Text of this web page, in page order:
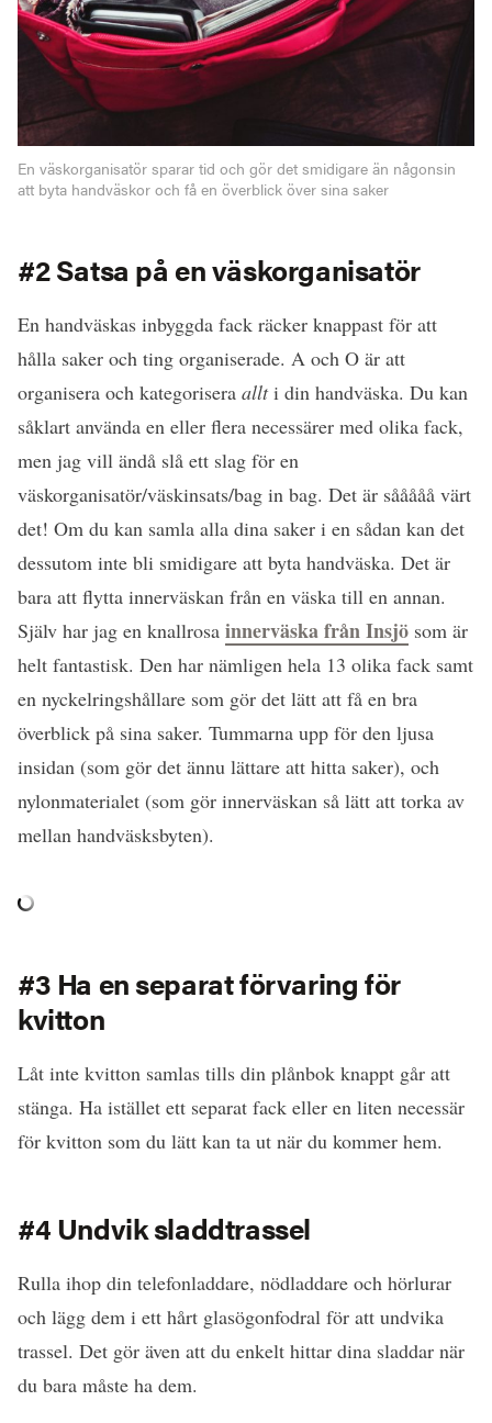
En väskorganisatör sparar tid och gör det smidigare än någonsin
att byta handväskor och få en överblick över sina saker
#2 Satsa på en väskorganisatör
En handväskas inbyggda fack räcker knappast för att
hålla saker och ting organiserade. A och O är att
organisera och kategorisera allti din handväska. Du kan
såklart använda en eller flera necessärer med olika fack,
men jag vill ändå slå ett slag för en
väskorganisatör/väskinsats/bag in bag. Det är sååååå värt
det! Om du kan samla alla dina saker i en sådan kan det
dessutom inte bli smidigare att byta handväska. Det är
bara att flytta innerväskan från en väska till en annan.
Själv har jag en knallrosa innerväska från Insjö som är
helt fantastisk. Den har nämligen hela 13 olika fack samt
en nyckelringshållare som gör det lätt att få en bra
överblick på sina saker. Tummarna upp för den ljusa
insidan (som gör det ännu lättare att hitta saker), och
nylonmaterialet (som gör innerväskan så lätt att torka av
mellan handväsksbyten).
#3 Ha en separat förvaring för
kvitton
Låt inte kvitton samlas tills din plånbok knappt går att
stänga. Ha istället ett separat fack eller en liten necessär
för kvitton som du lätt kan ta ut när du kommer hem.
#4 Undvik sladdtrassel
Rulla ihop din telefonladdare, nödladdare och hörlurar
och lägg dem i ett hårt glasögonfodral för att undvika
trassel. Det gör även att du enkelt hittar dina sladdar när
du bara måste ha dem.